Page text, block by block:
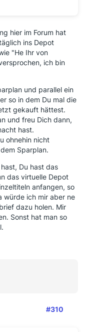
hier im Forum hat
ins Depot
"He Ihr von
ich bin
und parallel ein
so in dem Du mal die
gekauft hättest.
und freu Dich dann,
hast.
ohnehin nicht
Sparplan.
Du hast das
das virtuelle Depot
anfangen, so
würde ich mir aber ne
dazu holen. Mir
Sonst hat man so
#310